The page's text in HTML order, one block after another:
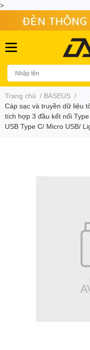
>
Trang chủ / BASEUS /
Cáp sạc và truyền dữ liệu
tích hợp 3 đầu kết nối
USB Type C/ Micro USB/